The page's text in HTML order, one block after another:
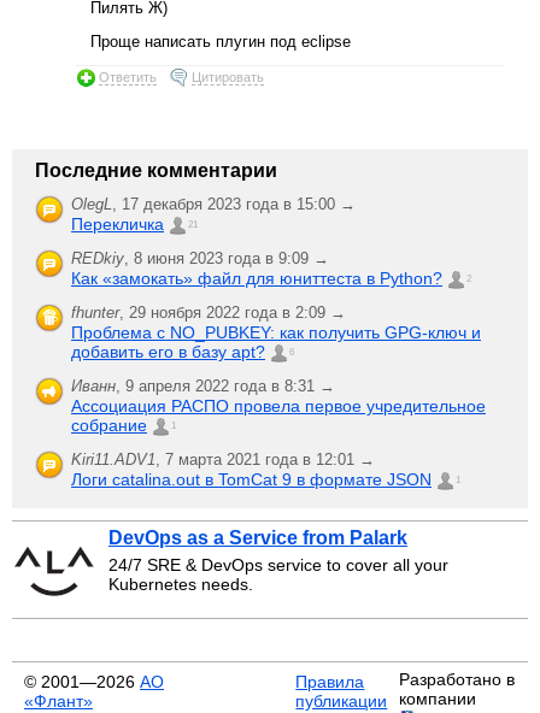
Пилять Ж)
Проще написать плугин под eclipse
Ответить Цитировать
Последние комментарии
OlegL, 17 декабря 2023 года в 15:00 →
Перекличка 21
REDkiy, 8 июня 2023 года в 9:09 →
Как «замокать» файл для юниттеста в Python? 2
fhunter, 29 ноября 2022 года в 2:09 →
Проблема с NO_PUBKEY: как получить GPG-ключ и
добавить его в базу apt?
6
Иванн, 9 апреля 2022 года в 8:31 →
Ассоциация РАСПО провела первое учредительное
собрание
1
Kiri11.ADV1, 7 марта 2021 года в 12:01 →
Логи catalina.out в TomCat 9 в формате JSON 1
DevOps as a Service from Palark
24/7 SRE & DevOps service to cover all your
Kubernetes needs.
© 2001—2026 АО
«Флант»
Правила
публикации
Разработано в
компании